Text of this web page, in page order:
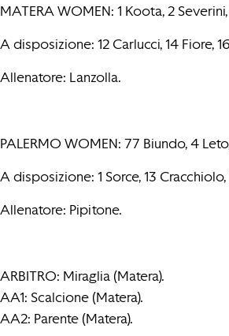
MATERA WOMEN: 1 Koota, 2
A disposizione: 12 Carlucci, 14 Fiore,
Allenatore: Lanzolla.
PALERMO WOMEN: 77 Biundo, 4
A disposizione: 1 Sorce, 13
Allenatore: Pipitone.
ARBITRO: Miraglia (Matera).
AA1: Scalcione (Matera).
AA2: Parente (Matera).